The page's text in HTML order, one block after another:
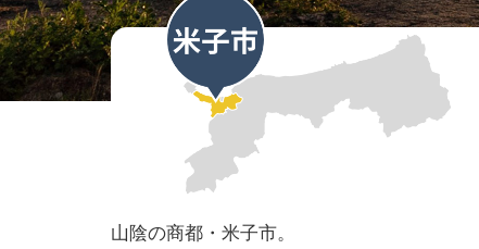
山陰の商都・米子市。